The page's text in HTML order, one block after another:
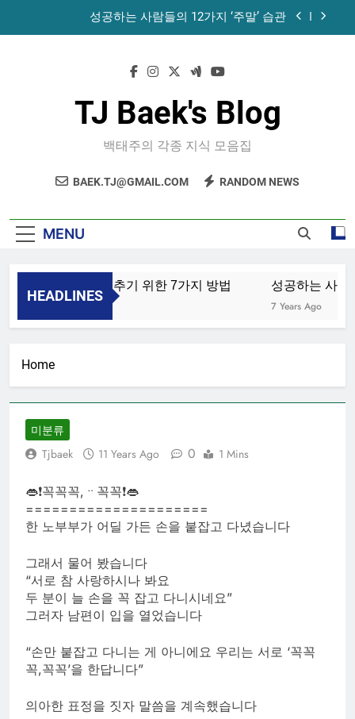
성공하는 사람들의 12가지 ‘주말’ 습관
노화를 늦추기 위한 7가지 방법
성공하는 사람들의 12가지 ‘주말’ 습관
공목에 먹는 마늘과 꿀의 놀라운 효능 – 건강을 위
TJ Baek's Blog
백태주의 각종 지식 모음집
BAEK.TJ@GMAIL.COM RANDOM NEWS
MENU
HEADLINES
노화를 늦추기 위한 7가지 방법
성공하는 사람
7 Years Ago
Home
미분류
Tjbaek
11 Years Ago 0 1 Mins
👄❗꼭꼭꼭,ᆢ꼭꼭❗👄
=====================
한 노부부가 어딜 가든 손을 붙잡고 다녔습니다
그래서 물어 봤습니다
“서로 참 사랑하시나 봐요
두 분이 늘 손을 꼭 잡고 다니시네요”
그러자 남편이 입을 열었습니다
“손만 붙잡고 다니는 게 아니에요 우리는 서로 ‘꼭꼭
꼭,꼭꼭’을 한답니다”
의아한 표정을 짓자 말씀을 계속했습니다